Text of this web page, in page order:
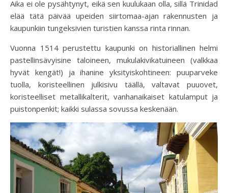
Aika ei ole pysähtynyt, eikä sen kuulukaan olla, sillä Trinidad
elää tätä päivää upeiden siirtomaa-ajan rakennusten ja
kaupunkiin tungeksivien turistien kanssa rinta rinnan.
Vuonna 1514 perustettu kaupunki on historiallinen helmi
pastellinsävyisine taloineen, mukulakivikatuineen (valkkaa
hyvät kengät!) ja ihanine yksityiskohtineen: puuparveke
tuolla, koristeellinen julkisivu täällä, valtavat puuovet,
koristeelliset metallikalterit, vanhanaikaiset katulamput ja
puistonpenkit; kaikki sulassa sovussa keskenään.